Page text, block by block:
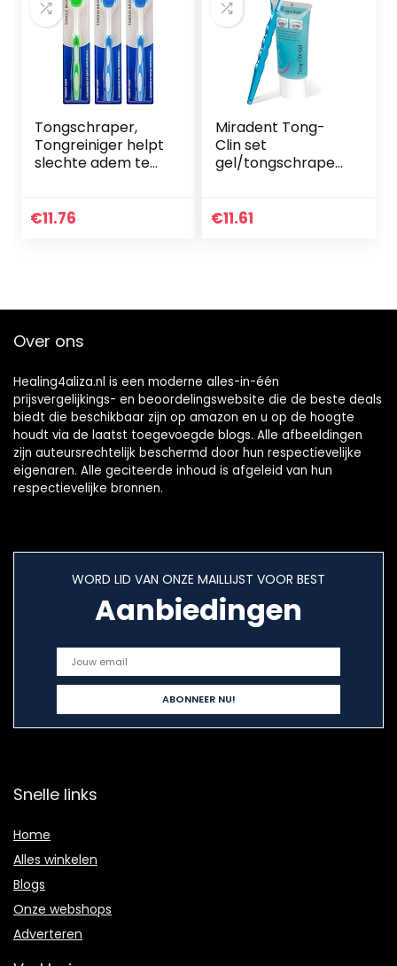
Tongschraper,
Tongreiniger helpt
slechte adem te
tongborstel voor
€11.76
Miradent Tong-
Clin set
gel/tongschraper,
€11.61
Over ons
Healing4aliza.nl is een moderne alles-in-één
prijsvergelijkings- en beoordelingswebsite die de beste deals
biedt die beschikbaar zijn op amazon en u op de hoogte
houdt via de laatst toegevoegde blogs. Alle afbeeldingen
zijn auteursrechtelijk beschermd door hun respectievelijke
eigenaren. Alle geciteerde inhoud is afgeleid van hun
respectievelijke bronnen.
WORD LID VAN ONZE MAILLIJST VOOR BEST
Aanbiedingen
Snelle links
Home
Alles winkelen
Blogs
Onze webshops
Adverteren